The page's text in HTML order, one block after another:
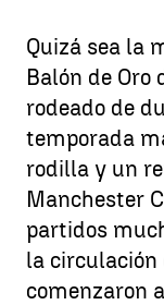
Quizá sea la
Balón de
rodeado de
temporada
rodilla y un
Manchester
partidos
la circulación
comenzaron